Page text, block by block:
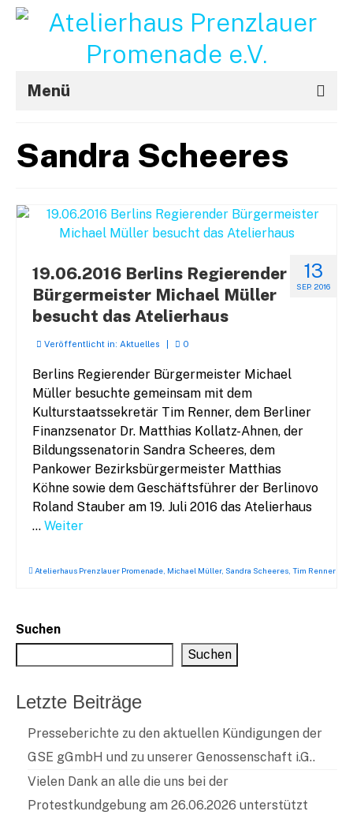
Menü
Projekte
Über uns
f
Sandra Scheeres
13
SEP. 2016
19.06.2016 Berlins Regierender
Bürgermeister Michael Müller
besucht das Atelierhaus
Veröffentlicht in: Aktuelles 0
Berlins Regierender Bürgermeister Michael
Müller besuchte gemeinsam mit dem
Kulturstaatssekretär Tim Renner, dem Berliner
Finanzsenator Dr. Matthias Kollatz-Ahnen, der
Bildungssenatorin Sandra Scheeres, dem
Pankower Bezirksbürgermeister Matthias
Köhne sowie dem Geschäftsführer der Berlinovo
Roland Stauber am 19. Juli 2016 das Atelierhaus
… Weiter
Atelierhaus Prenzlauer Promenade Michael Müller, Sandra Scheeres Tim Renner
Suchen
Suchen
Letzte Beiträge
Presseberichte zu den aktuellen Kündigungen der
GSE gGmbH und zu unserer Genossenschaft i.G..
Vielen Dank an alle die uns bei der
Protestkundgebung am 26.06.2026 unterstützt